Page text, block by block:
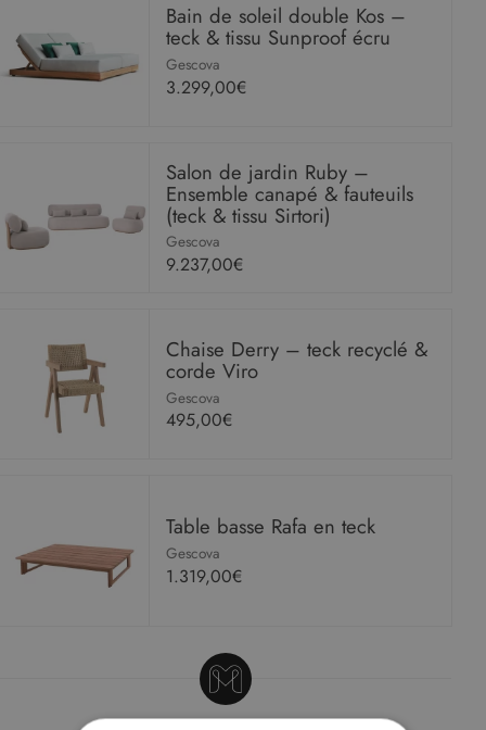
Bain de soleil double Kos –
teck & tissu Sunproof écru
Gescova
3.299,00€
Salon de jardin Ruby –
Ensemble canapé & fauteuils
(teck & tissu Sirtori)
Gescova
9.237,00€
Chaise Derry – teck recyclé &
corde Viro
Gescova
495,00€
Table basse Rafa en teck
Gescova
1.319,00€